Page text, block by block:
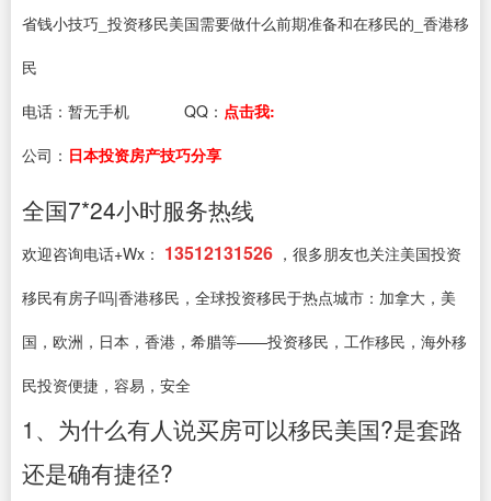
省钱小技巧_投资移民美国需要做什么前期准备和在移民的_香港移
民
电话： 暂无手机 QQ： 点击我:
公司： 日本投资房产技巧分享
全国7*24小时服务热线
欢迎咨询电话+Wx： 13512131526 ，很多朋友也关注美国投资
移民有房子吗|香港移民，全球投资移民于热点城市：加拿大，美
国，欧洲，日本，香港，希腊等——投资移民，工作移民，海外移
民投资便捷，容易，安全
1、为什么有人说买房可以移民美国?是套路
还是确有捷径?